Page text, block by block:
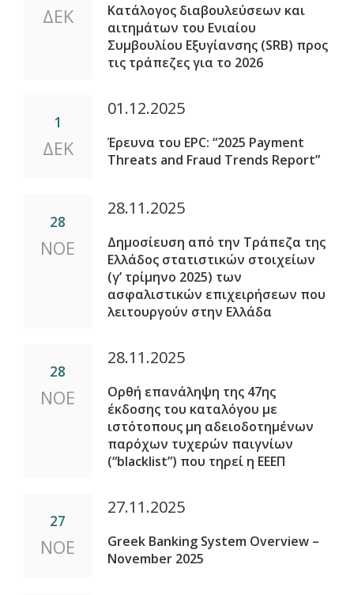
ΔΕΚ
Κατάλογος διαβουλεύσεων και
αιτημάτων του Ενιαίου
Συμβουλίου Εξυγίανσης (SRB) προς
τις τράπεζες για το 2026
1
ΔΕΚ
01.12.2025
Έρευνα του EPC: “2025 Payment
Threats and Fraud Trends Report”
28
ΝΟΕ
28.11.2025
Δημοσίευση από την Τράπεζα της
Ελλάδος στατιστικών στοιχείων
(γ’ τρίμηνο 2025) των
ασφαλιστικών επιχειρήσεων που
λειτουργούν στην Ελλάδα
28
ΝΟΕ
28.11.2025
Ορθή επανάληψη της 47ης
έκδοσης του καταλόγου με
ιστότοπους μη αδειοδοτημένων
παρόχων τυχερών παιγνίων
(“blacklist”) που τηρεί η ΕΕΕΠ
27
ΝΟΕ
27.11.2025
Greek Banking System Overview –
November 2025